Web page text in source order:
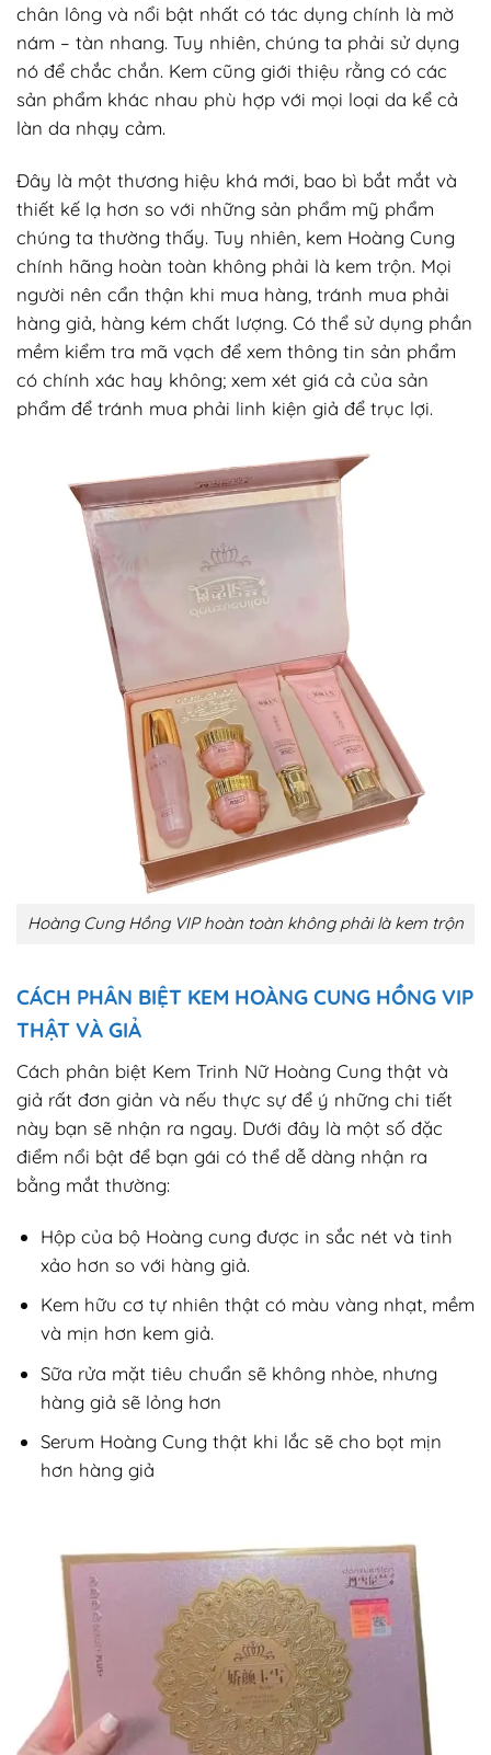
chân lông và nổi bật nhất có tác dụng chính là mờ
nám – tàn nhang. Tuy nhiên, chúng ta phải sử dụng
nó để chắc chắn. Kem cũng giới thiệu rằng có các
sản phẩm khác nhau phù hợp với mọi loại da kể cả
làn da nhạy cảm.
Đây là một thương hiệu khá mới, bao bì bắt mắt và
thiết kế lạ hơn so với những sản phẩm mỹ phẩm
chúng ta thường thấy. Tuy nhiên, kem Hoàng Cung
chính hãng hoàn toàn không phải là kem trộn. Mọi
người nên cẩn thận khi mua hàng, tránh mua phải
hàng giả, hàng kém chất lượng. Có thể sử dụng phần
mềm kiểm tra mã vạch để xem thông tin sản phẩm
có chính xác hay không; xem xét giá cả của sản
phẩm để tránh mua phải linh kiện giả để trục lợi.
Hoàng Cung Hồng VIP hoàn toàn không phải là kem trộn
CÁCH PHÂN BIỆT KEM HOÀNG CUNG HỒNG VIP
THẬT VÀ GIẢ
Cách phân biệt Kem Trinh Nữ Hoàng Cung thật và
giả rất đơn giản và nếu thực sự để ý những chi tiết
này bạn sẽ nhận ra ngay. Dưới đây là một số đặc
điểm nổi bật để bạn gái có thể dễ dàng nhận ra
bằng mắt thường:
Hộp của bộ Hoàng cung được in sắc nét và tinh
xảo hơn so với hàng giả.
Kem hữu cơ tự nhiên thật có màu vàng nhạt, mềm
và mịn hơn kem giả.
Sữa rửa mặt tiêu chuẩn sẽ không nhòe, nhưng
hàng giả sẽ lỏng hơn
Serum Hoàng Cung thật khi lắc sẽ cho bọt mịn
hơn hàng giả